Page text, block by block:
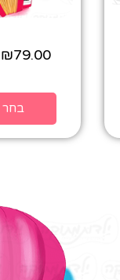
₪79.00
בחר